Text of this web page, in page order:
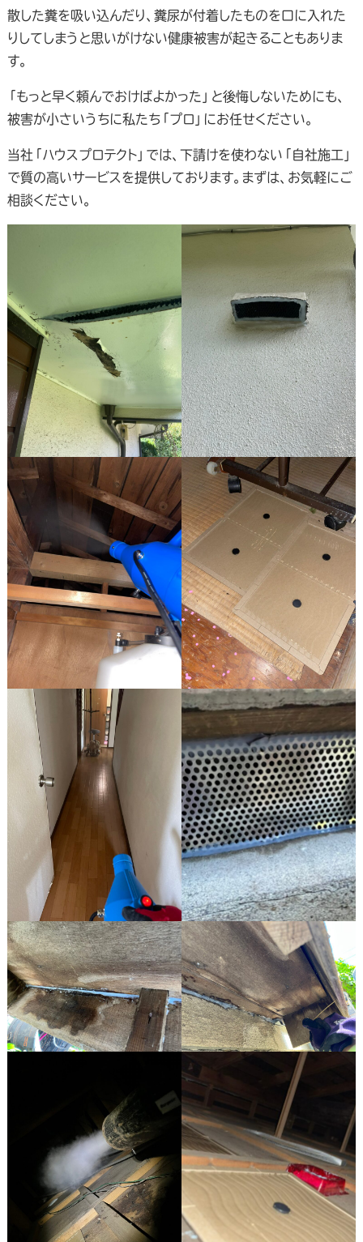
散した糞を吸い込んだり、糞尿が付着したものを口に入れた
りしてしまうと思いがけない健康被害が起きることもありま
す。
「もっと早く頼んでおけばよかった」と後悔しないためにも、
被害が小さいうちに私たち「プロ」にお任せください。
当社「ハウスプロテクト」では、下請けを使わない「自社施工」
で質の高いサービスを提供しております。まずは、お気軽にご
相談ください。